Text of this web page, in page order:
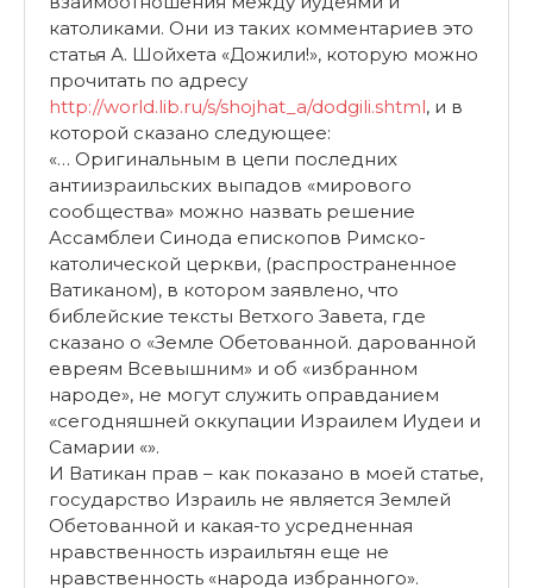
католиками. Они из таких комментариев это
статья А. Шойхета «Дожили!», которую можно
прочитать по адресу
http://world.lib.ru/s/shojhat_a/dodgili.shtml, и в
которой сказано следующее:
«… Оригинальным в цепи последних
антиизраильских выпадов «мирового
сообщества» можно назвать решение
Ассамблеи Синода епископов Римско-
католической церкви, (распространенное
Ватиканом), в котором заявлено, что
библейские тексты Ветхого Завета, где
сказано о «Земле Обетованной. дарованной
евреям Всевышним» и об «избранном
народе», не могут служить оправданием
«сегодняшней оккупации Израилем Иудеи и
Самарии «».
И Ватикан прав – как показано в моей статье,
государство Израиль не является Землей
Обетованной и какая-то усредненная
нравственность израильтян еще не
нравственность «народа избранного».